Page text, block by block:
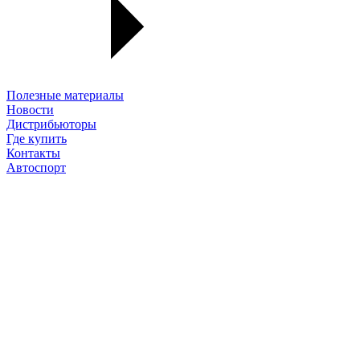
Полезные материалы
Новости
Дистрибьюторы
Где купить
Контакты
Автоспорт